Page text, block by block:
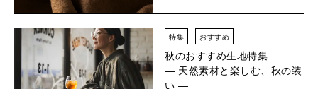
特集 おすすめ
秋のおすすめ生地特集
― 天然素材と楽しむ、秋の装
い ―